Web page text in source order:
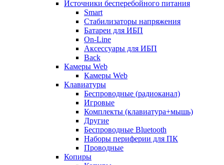
Источники бесперебойного питания
Smart
Стабилизаторы напряжения
Батареи для ИБП
On-Line
Аксессуары для ИБП
Back
Камеры Web
Камеры Web
Клавиатуры
Беспроводные (радиоканал)
Игровые
Комплекты (клавиатура+мышь)
Другие
Беспроводные Bluetooth
Наборы периферии для ПК
Проводные
Копиры